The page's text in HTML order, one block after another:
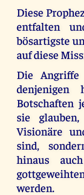
Diese
entfalten
bösartigste
auf diese
Die
denjenigen
Botschaften
sie
Visionäre
sind,
hinaus
werden.